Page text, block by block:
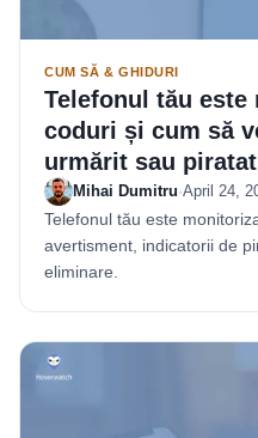
CUM SĂ & GHIDURI
Telefonul tău
coduri și cum să
urmărit sau piratat
Mihai Dumitru·April 24,
Telefonul tău este
avertisment, indicatorii de
eliminare.